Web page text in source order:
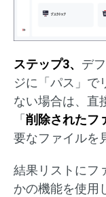
ステップ3、 デ
ジに「パス」で
ない場合は、直
「 削除されたフ
要なファイルを
結果リストにフ
かの機能を使用